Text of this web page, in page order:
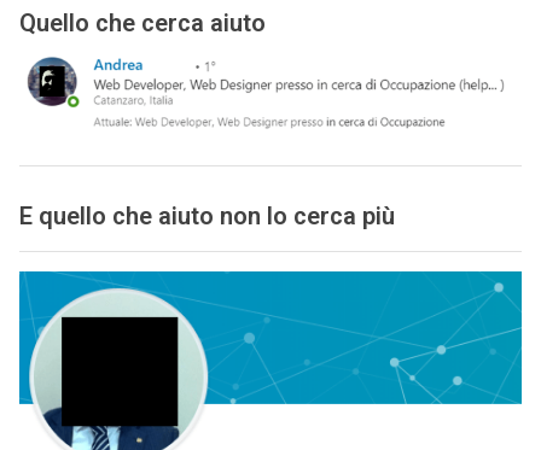
Quello che cerca aiuto
E quello che aiuto non lo cerca più